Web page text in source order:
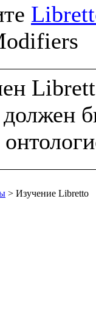
> Изучение Libretto